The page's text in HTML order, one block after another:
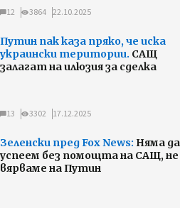
12 3864 22.10.2025
Путин пак каза пряко, че иска
украински територии. САЩ
залагат на илюзия за сделка
13 3302 17.12.2025
Зеленски пред Fox News: Няма да
успеем без помощта на САЩ, не
вярваме на Путин